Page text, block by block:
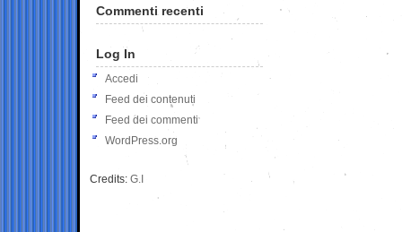
Commenti recenti
Log In
Accedi
Feed dei contenuti
Feed dei commenti
WordPress.org
Credits: G.I